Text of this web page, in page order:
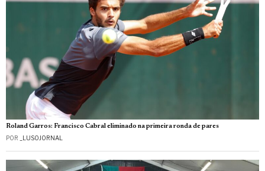
Roland Garros: Francisco Cabral eliminado na primeira ronda de pares
POR _LUSOJORNAL